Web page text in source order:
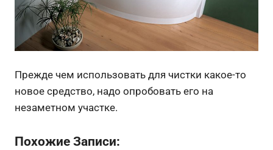
Прежде чем использовать для чистки какое-то
новое средство, надо опробовать его на
незаметном участке.
Похожие Записи: